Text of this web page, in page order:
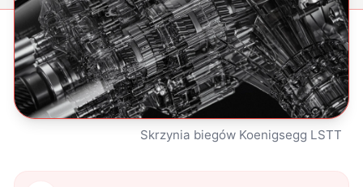
Skrzynia biegów Koenigsegg LSTT